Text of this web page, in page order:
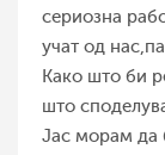
сериозна
учат од
Како што би
што
Јас морам да